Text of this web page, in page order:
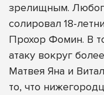
зрелищным.
солировал 18-
Прохор Фомин. В
атаку вокруг
Матвея Яна и
то, что